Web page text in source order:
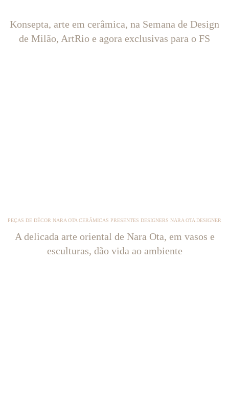
Konsepta, arte em cerâmica, na Semana de Design
de Milão, ArtRio e agora exclusivas para o FS
PEÇAS DE DÉCOR NARA OTA CERÂMICAS PRESENTES DESIGNERS NARA OTA DESIGNER
A delicada arte oriental de Nara Ota, em vasos e
esculturas, dão vida ao ambiente